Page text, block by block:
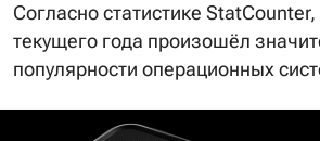
Согласно статистике
текущего года произошёл
популярности операционных